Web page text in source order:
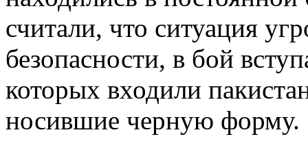
считали, что ситуация
безопасности, в бой
которых входили
носившие черную форму.